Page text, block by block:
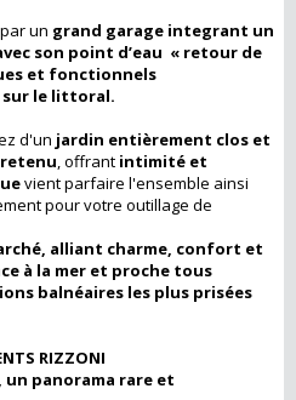
un grand garage integrant un
son point d’eau « retour de
et fonctionnels
le littoral.
d'un jardin entièrement clos et
, offrant intimité et
vient parfaire l'ensemble ainsi
pour votre outillage de
alliant charme, confort et
à la mer et proche tous
balnéaires les plus prisées
RIZZONI
un panorama rare et